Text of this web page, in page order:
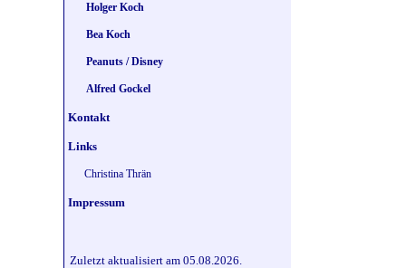
Holger Koch
Bea Koch
Peanuts / Disney
Alfred Gockel
Kontakt
Links
Christina Thrän
Impressum
Zuletzt aktualisiert am 05.08.2026.